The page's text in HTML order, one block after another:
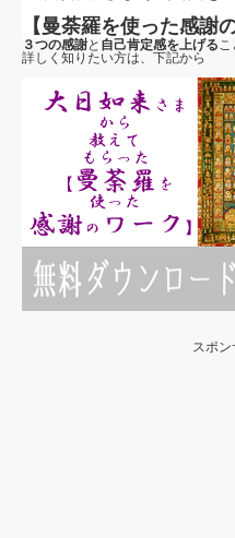
【曼荼羅を使った感謝
３つの感謝と 自己肯定感を上げるこ
詳しく知りたい方は、下記から
スポ